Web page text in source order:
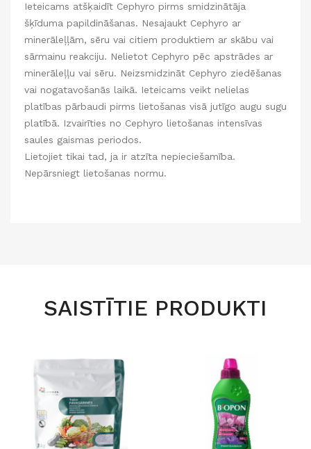
Ieteicams atšķaidīt Cephyro pirms smidzinātāja
šķīduma papildināšanas. Nesajaukt Cephyro ar
minerāleļļām, sēru vai citiem produktiem ar skābu vai
sārmainu reakciju. Nelietot Cephyro pēc apstrādes ar
minerāleļļu vai sēru. Neizsmidzināt Cephyro ziedēšanas
vai nogatavošanās laikā. Ieteicams veikt nelielas
platības pārbaudi pirms lietošanas visā jutīgo augu sugu
platībā. Izvairīties no Cephyro lietošanas intensīvas
saules gaismas periodos.
Lietojiet tikai tad, ja ir atzīta nepieciešamība.
Nepārsniegt lietošanas normu.
SAISTĪTIE PRODUKTI